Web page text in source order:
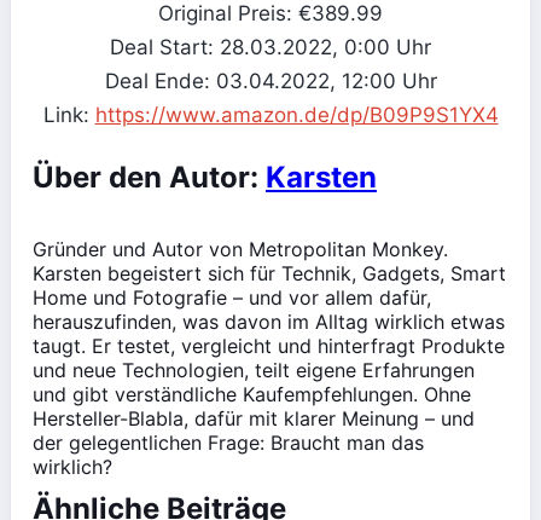
Original Preis: €389.99
Deal Start: 28.03.2022, 0:00 Uhr
Deal Ende: 03.04.2022, 12:00 Uhr
Link: https://www.amazon.de/dp/B09P9S1YX4
Über den Autor: Karsten
Gründer und Autor von Metropolitan Monkey.
Karsten begeistert sich für Technik, Gadgets, Smart
Home und Fotografie – und vor allem dafür,
herauszufinden, was davon im Alltag wirklich etwas
taugt. Er testet, vergleicht und hinterfragt Produkte
und neue Technologien, teilt eigene Erfahrungen
und gibt verständliche Kaufempfehlungen. Ohne
Hersteller-Blabla, dafür mit klarer Meinung – und
der gelegentlichen Frage: Braucht man das
wirklich?
Ähnliche Beiträge